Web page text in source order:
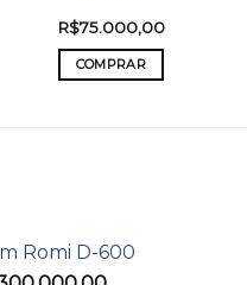
R$75.000,00
COMPRAR
Romi D-600